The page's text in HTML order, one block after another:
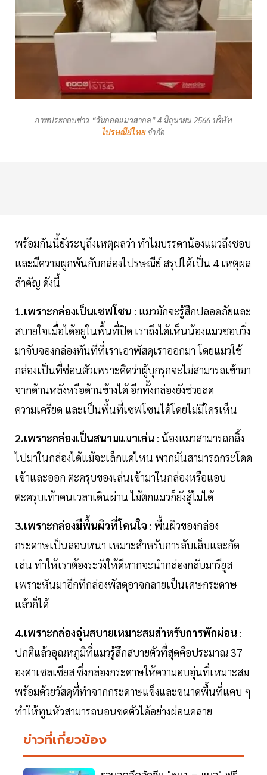
ภาพประกอบข่าว “วันกอดแมวสากล” 4 มิถุนายน 2566 บริษัท
ไปรษณีย์ไทย จำกัด
พร้อมกันนี้ยังระบุถึงเหตุผลว่า ทำไมบรรดาน้องแมวถึงชอบ
และมีความผูกพันกับกล่องไปรษณีย์ สรุปได้เป็น 4 เหตุผล
สำคัญ ดังนี้
1.เพราะกล่องเป็นเซฟโซน : แมวมักจะรู้สึกปลอดภัยและ
สบายใจเมื่อได้อยู่ในพื้นที่ปิด เราถึงได้เห็นน้องแมวชอบวิ่ง
มาจับจองกล่องทันทีที่เราเอาพัสดุเราออกมา โดยแมวใช้
กล่องเป็นที่ซ่อนตัวเพราะคิดว่าผู้บุกรุกจะไม่สามารถเข้ามา
จากด้านหลังหรือด้านข้างได้ อีกทั้งกล่องยังช่วยลด
ความเครียด และเป็นพื้นที่เซฟโซนได้โดยไม่มีใครเห็น
2.เพราะกล่องเป็นสนามแมวเล่น : น้องแมวสามารถกลิ้ง
ไปมาในกล่องได้แม้จะเล็กแค่ไหน พวกมันสามารถกระโดด
เข้าและออก ตะครุบของเล่นเข้ามาในกล่องหรือแอบ
ตะครุบเท้าคนเวลาเดินผ่าน ไม้ตกแมวก็ยังสู้ไม่ได้
3.เพราะกล่องมีพื้นผิวที่โดนใจ : พื้นผิวของกล่อง
กระดาษเป็นลอนหนา เหมาะสำหรับการลับเล็บและกัด
เล่น ทำให้เราต้องระวังให้ดีหากจะนำกล่องกลับมารียูส
เพราะหันมาอีกทีกล่องพัสดุอาจกลายเป็นเศษกระดาษ
แล้วก็ได้
4.เพราะกล่องอุ่นสบายเหมาะสมสำหรับการพักผ่อน :
ปกติแล้วอุณหภูมิที่แมวรู้สึกสบายตัวที่สุดคือประมาณ 37
องศาเซลเซียส ซึ่งกล่องกระดาษให้ความอบอุ่นที่เหมาะสม
พร้อมด้วยวัสดุที่ทำจากกระดาษแข็งและขนาดพื้นที่แคบ ๆ
ทำให้ทูนหัวสามารถนอนขดตัวได้อย่างผ่อนคลาย
ข่าวที่เกี่ยวข้อง